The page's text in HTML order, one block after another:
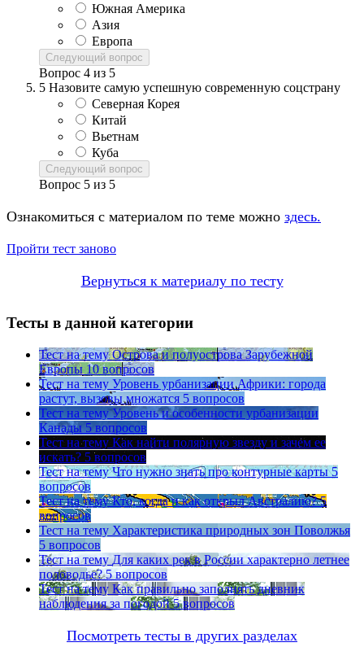
Южная Америка
Азия
Европа
Следующий вопрос
Вопрос 4 из 5
5 Назовите самую успешную современную соцстрану
Северная Корея
Китай
Вьетнам
Куба
Следующий вопрос
Вопрос 5 из 5
Ознакомиться с материалом по теме можно здесь.
Пройти тест заново
Вернуться к материалу по тесту
Тесты в данной категории
Тест на тему Острова и полуострова Зарубежной
Европы 10 вопросов
Тест на тему Уровень урбанизации Африки: города
растут, вызовы множатся 5 вопросов
Тест на тему Уровень и особенности урбанизации
Канады 5 вопросов
Тест на тему Как найти полярную звезду и зачем ее
искать? 5 вопросов
Тест на тему Что нужно знать про контурные карты 5
вопросов
Тест на тему Кто, когда и как открыл Австралию? 5
вопросов
Тест на тему Характеристика природных зон Поволжья
5 вопросов
Тест на тему Для каких рек в России характерно летнее
половодье? 5 вопросов
Тест на тему Как правильно заполнять дневник
наблюдения за погодой 5 вопросов
Посмотреть тесты в других разделах